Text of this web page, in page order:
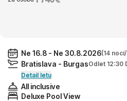
Ne 16.8 - Ne 30.8.2026(14
Bratislava - BurgasOdlet 12:30
Detail letu
All inclusive
Deluxe Pool View